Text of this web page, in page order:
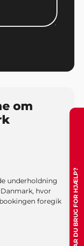
om
Tak for
underholdning
hvor
foregik
HAR DU BRUG FOR HJÆLP?